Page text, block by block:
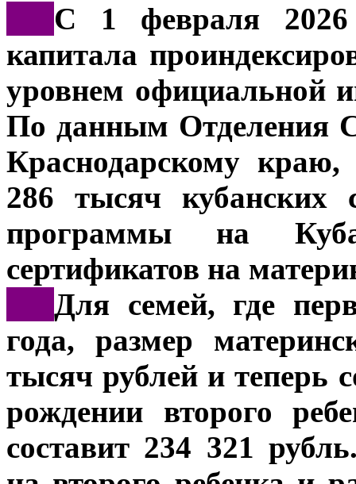
С 1 февраля 2026
капитала
уровнем официальной
По данным Отделения
Краснодарскому краю,
286 тысяч кубанских
программы на
сертификатов на
Для семей, где
года, размер
тысяч рублей и теперь
рождении второго
составит 234 321